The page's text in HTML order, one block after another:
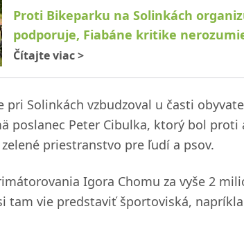
Proti Bikeparku na Solinkách
podporuje, Fiabáne kritike
Čítajte viac>
pri Solinkách vzbudzoval u časti
poslanec Peter Cibulka, ktorý bol
priestranstvo pre ľudí a psov.
Igora Chomu za vyše 2
tam vie predstaviť športoviská,